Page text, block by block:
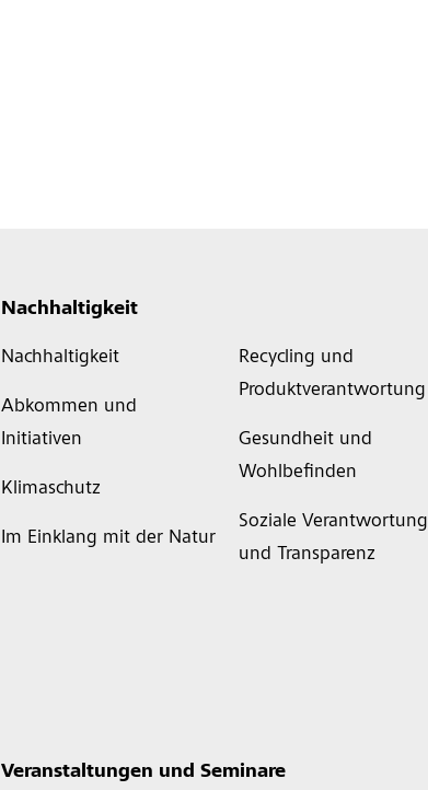
Nachhaltigkeit
Nachhaltigkeit
Abkommen und
Initiativen
Klimaschutz
Im Einklang mit der Natur
Recycling und
Produktverantwortung
Gesundheit und
Wohlbefinden
Soziale Verantwortung
und Transparenz
Veranstaltungen und Seminare